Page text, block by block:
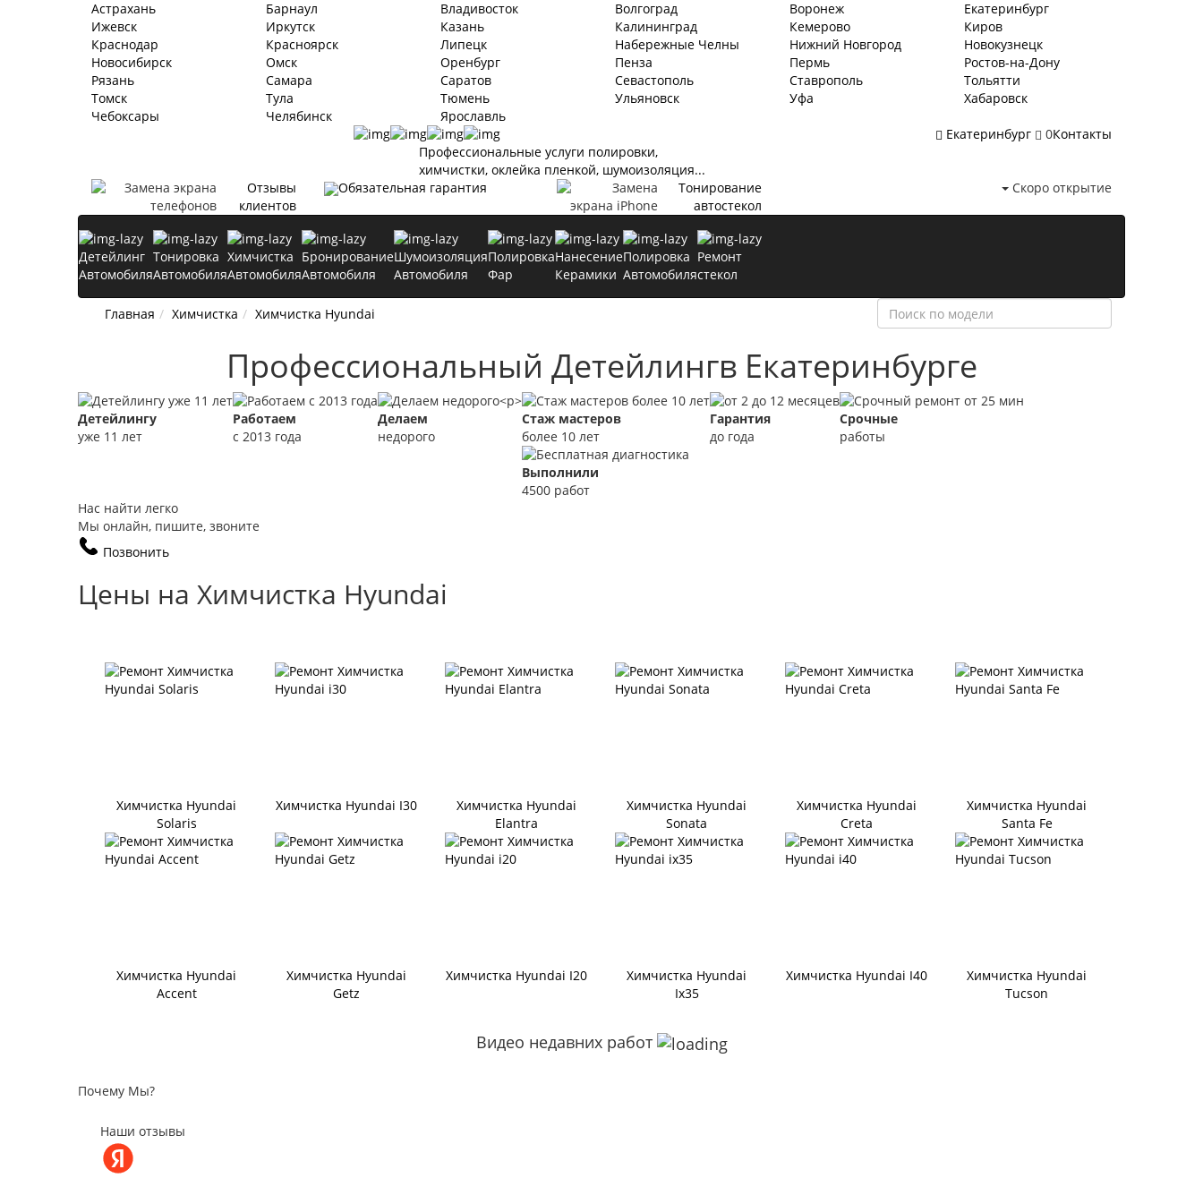
Астрахань Барнаул Владивосток Волгоград Воронеж
Екатеринбург
Ижевск
Иркутск Казань Калининград Кемерово
Киров
Краснодар
Красноярск Липецк Набережные Челны Нижний Новгород
Новокузнецк
Новосибирск
Омск Оренбург Пенза Пермь
Ростов-на-Дону
Рязань
Самара Саратов Севастополь Ставрополь
Тольятти
Томск
Тула Тюмень Ульяновск Уфа
Хабаровск
Чебоксары
Челябинск
Ярославль
Екатеринбург
0Контакты
Профессиональные услуги полировки,
химчистки, оклейка пленкой, шумоизоляция...
Отзывы
клиентов
Обязательная гарантия
Тонирование
автостекол
Скоро открытие
Детейлинг
Автомобиля
Тонировка
Автомобиля
Химчистка
Автомобиля
Бронирование
Автомобиля
Шумоизоляция
Автомобиля
Полировка
Фар
Нанесение
Керамики
Полировка
Автомобиля
Ремонт
стекол
Главная Химчистка Химчистка Hyundai
Профессиональный Детейлингв Екатеринбурге
Детейлингу
уже 11 лет
Работаем
с 2013 года
Делаем
недорого
Стаж мастеров
более 10 лет
Гарантия
до года
Срочные
работы
Выполнили
4500 работ
Нас найти легко
Мы онлайн, пишите, звоните
Позвонить
Цены на Химчистка Hyundai
Химчистка Hyundai
Solaris
Химчистка Hyundai I30
Химчистка Hyundai
Elantra
Химчистка Hyundai
Sonata
Химчистка Hyundai
Creta
Химчистка Hyundai
Santa Fe
Химчистка Hyundai
Accent
Химчистка Hyundai
Getz
Химчистка Hyundai I20
Химчистка Hyundai
Ix35
Химчистка Hyundai I40
Химчистка Hyundai
Tucson
Видео недавних работ
Почему Мы?
Наши отзывы